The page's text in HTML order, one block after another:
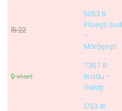
15:22
5053 R:
Ploieşti Sud
-
Mărăşeşti
start
7367 R:
Buzău -
Galaţi
1753 IR: